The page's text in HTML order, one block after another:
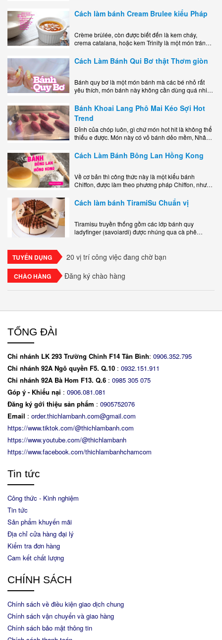
kem..
Cách làm bánh Cream Brulee kiểu Pháp
Crème brûlée, còn được biết đến là kem cháy,
crema catalana, hoặc kem Trinity là một món tráng
lớp..
Cách Làm Bánh Qui Bơ thật Thơm giòn
Bánh quy bơ là một món bánh mà các bé nhỏ rất
yêu thích, món bánh này không cần dùng quá nhiều
Bánh Khoai Lang Phô Mai Kéo Sợi Hot
Trend
Đỉnh của chóp luôn, gì chứ món hot hit là không thể
thiếu e được. Món này có vỏ bánh dẻo mềm, Nhân
Cách Làm Bánh Bông Lan Hồng Kong
Về cơ bản thì công thức này là một kiểu bánh
Chiffon, được làm theo phương pháp Chiffon, nhưng
ngon, làm..
Cách làm bánh TiramiSu Chuẩn vị
Tiramisu truyền thống gồm các lớp bánh quy
ladyfinger (savoiardi) được nhúng qua cà phê
TUYỂN DỤNG 20 vị trí công việc đang chờ bạn
CHÀO HÀNG Đăng ký chào hàng
TỔNG ĐÀI
Chi nhánh LK 293 Trường Chinh F14 Tân Bình: 0906.352.795
Chi nhánh 92A Ngô quyền F5. Q.10 : 0932.151.911
Chi nhánh 92A Bà Hom F13. Q.6 : 0985 305 075
Góp ý - Khiếu nại : 0906.081.081
Đăng ký gới thiệu sản phẩm : 0905752076
Email : order.thichlambanh.com@gmail.com
https://www.tiktok.com/@thichlambanh.com
https://www.youtube.com/@thichlambanh
https://www.facebook.com/thichlambanhchamcom
Tin tức
Công thức - Kinh nghiệm
Tin tức
Sản phẩm khuyến mãi
Địa chỉ cửa hàng đại lý
Kiểm tra đơn hàng
Cam kết chất lượng
CHÍNH SÁCH
Chính sách về điều kiện giao dịch chung
Chính sách vận chuyển và giao hàng
Chính sách bảo mật thông tin